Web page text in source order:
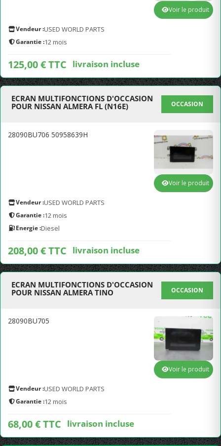
Vendeur :USED WORLD PARTS
Garantie :12 mois
125,00 € TTC livraison incluse
Voir le produit
ECRAN MULTIFONCTIONS D'OCCASION
POUR NISSAN ALMERA FL (N16E)
OCCASION
28090BU706 50958639H
Vendeur :USED WORLD PARTS
Garantie :12 mois
Energie :Diesel
208,00 € TTC livraison incluse
Voir le produit
ECRAN MULTIFONCTIONS D'OCCASION
POUR NISSAN ALMERA TINO
OCCASION
28090BU705
Vendeur :USED WORLD PARTS
Garantie :12 mois
68,00 € TTC livraison incluse
Voir le produit